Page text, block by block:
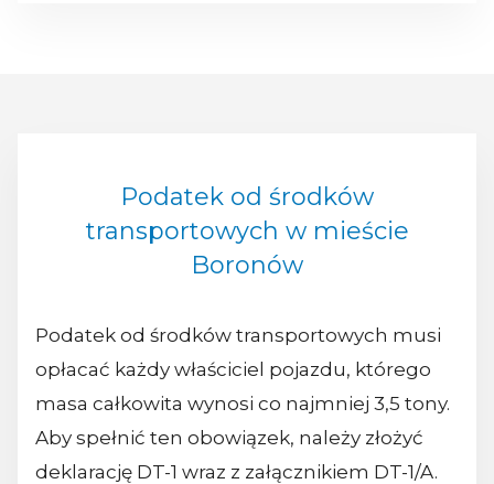
Podatek od środków
transportowych w mieście
Boronów
Podatek od środków transportowych musi
opłacać każdy właściciel pojazdu, którego
masa całkowita wynosi co najmniej 3,5 tony.
Aby spełnić ten obowiązek, należy złożyć
deklarację DT-1 wraz z załącznikiem DT-1/A.